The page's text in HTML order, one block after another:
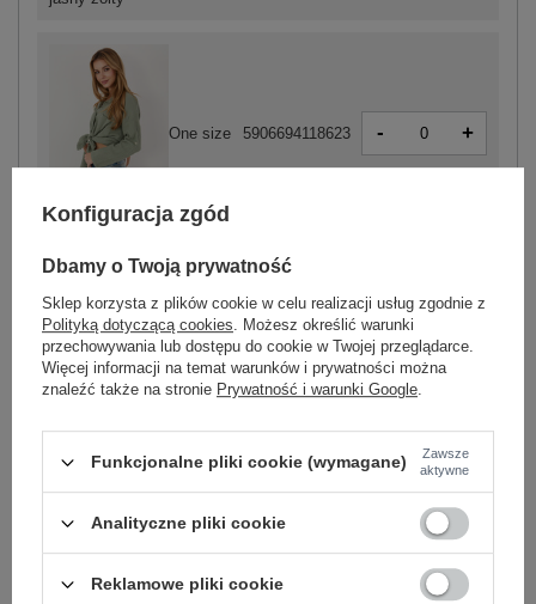
khaki
One size 5906694118623 - +
One size 5906694118579 - +
Zobacz wszystkie kolory (+1)
ZALOGUJ SIĘ I ZOBACZ CENĘ
Konfiguracja zgód
Dbamy o Twoją prywatność
Sklep korzysta z plików cookie w celu realizacji usług zgodnie z
Polityką dotyczącą cookies. Możesz określić warunki
przechowywania lub dostępu do cookie w Twojej przeglądarce.
Więcej informacji na temat warunków i prywatności można
znaleźć także na stronie Prywatność i warunki Google.
Funkcjonalne pliki cookie (wymagane)
Zawsze
aktywne
Analityczne pliki cookie
Reklamowe pliki cookie